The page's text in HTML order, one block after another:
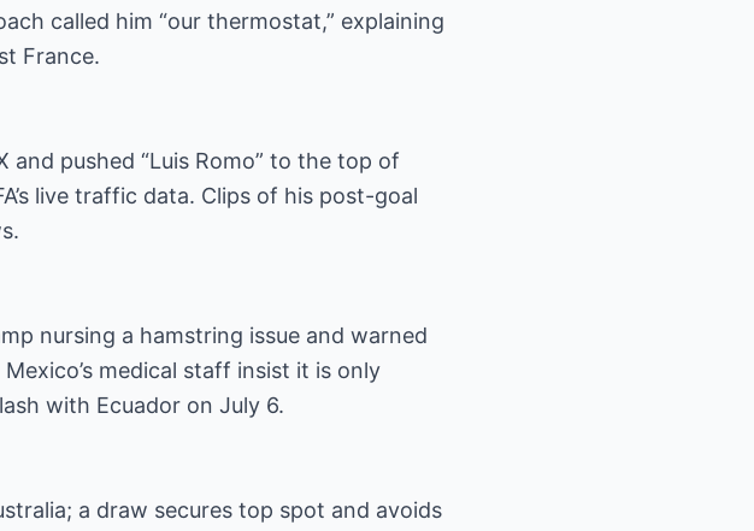
called him “our thermostat,” explaining
France.
pushed “Luis Romo” to the top of
live traffic data. Clips of his post-goal
nursing a hamstring issue and warned
medical staff insist it is only
with Ecuador on July 6.
a draw secures top spot and avoids